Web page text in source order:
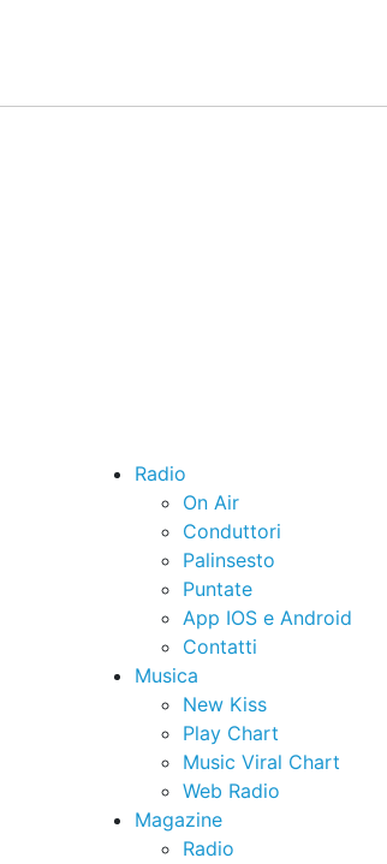
Radio
On Air
Conduttori
Palinsesto
Puntate
App IOS e Android
Contatti
Musica
New Kiss
Play Chart
Music Viral Chart
Web Radio
Magazine
Radio